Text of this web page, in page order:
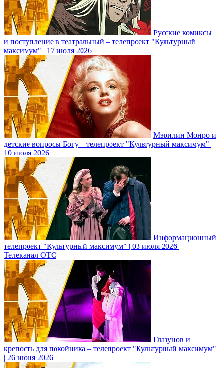
Русские комиксы
и поступление в театральный – телепроект "Культурный
максимум" | 17 июля 2026
Мэрилин Монро и
детские вопросы Богу – телепроект "Культурный максимум" |
10 июля 2026
Информационный
телепроект "Культурный максимум" | 03 июля 2026 |
Телеканал ОТС
Глазунов и
крепость для покойника – телепроект "Культурный максимум"
| 26 июня 2026